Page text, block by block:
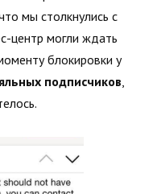
мы столкнулись с
центр могли ждать
блокировки у
подписчиков,